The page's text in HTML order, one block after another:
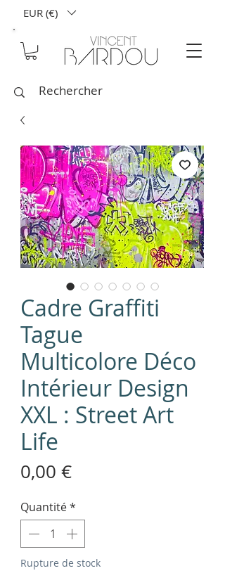
EUR (€)
Cadre Graffiti
Tague
Multicolore Déco
Intérieur Design
XXL : Street Art
Life
0,00 €Prix
Quantité*
Rupture de stock